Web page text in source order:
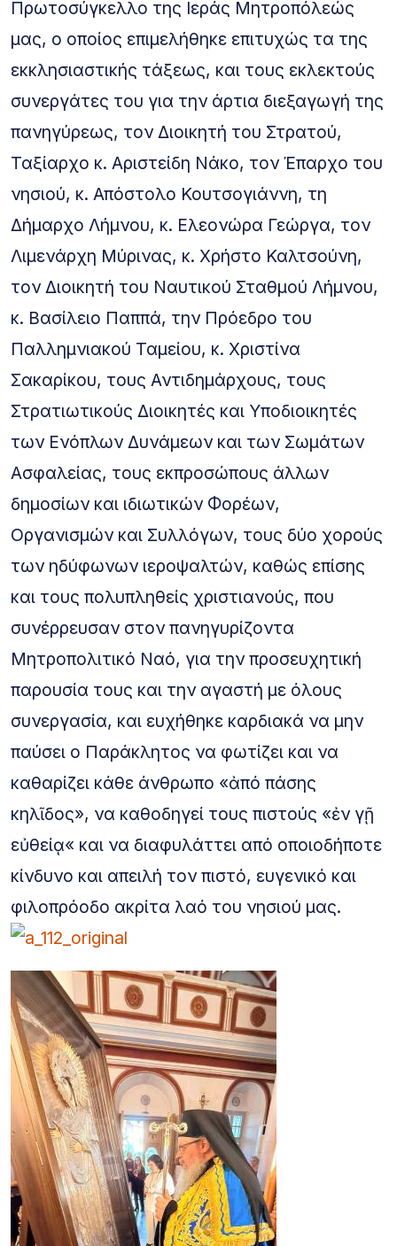
Πρωτοσύγκελλο της Ιεράς Μητροπόλεώς
μας, ο οποίος επιμελήθηκε επιτυχώς τα της
εκκλησιαστικής τάξεως, και τους εκλεκτούς
συνεργάτες του για την άρτια διεξαγωγή της
πανηγύρεως, τον Διοικητή του Στρατού,
Ταξίαρχο κ. Αριστείδη Νάκο, τον Έπαρχο του
νησιού, κ. Απόστολο Κουτσογιάννη, τη
Δήμαρχο Λήμνου, κ. Ελεονώρα Γεώργα, τον
Λιμενάρχη Μύρινας, κ. Χρήστο Καλτσούνη,
τον Διοικητή του Ναυτικού Σταθμού Λήμνου,
κ. Βασίλειο Παππά, την Πρόεδρο του
Παλλημνιακού Ταμείου, κ. Χριστίνα
Σακαρίκου, τους Αντιδημάρχους, τους
Στρατιωτικούς Διοικητές και Υποδιοικητές
των Ενόπλων Δυνάμεων και των Σωμάτων
Ασφαλείας, τους εκπροσώπους άλλων
δημοσίων και ιδιωτικών Φορέων,
Οργανισμών και Συλλόγων, τους δύο χορούς
των ηδύφωνων ιεροψαλτών, καθώς επίσης
και τους πολυπληθείς χριστιανούς, που
συνέρρευσαν στον πανηγυρίζοντα
Μητροπολιτικό Ναό, για την προσευχητική
παρουσία τους και την αγαστή με όλους
συνεργασία, και ευχήθηκε καρδιακά να μην
παύσει ο Παράκλητος να φωτίζει και να
καθαρίζει κάθε άνθρωπο «ἀπό πάσης
κηλῖδος», να καθοδηγεί τους πιστούς «ἐν γῇ
εὐθείᾳ« και να διαφυλάττει από οποιοδήποτε
κίνδυνο και απειλή τον πιστό, ευγενικό και
φιλοπρόοδο ακρίτα λαό του νησιού μας.